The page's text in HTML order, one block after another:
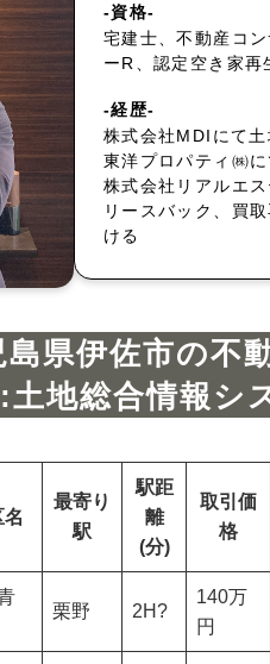
-資格-
宅建士、不動産コ
ーR、認定空き家再
-経歴-
株式会社MDIにて
東洋プロパティ㈱
株式会社リアルエ
リースバック、買
ける
島県伊佐市の不
土地総合情報シ
最寄り
駅
駅距
離
(分)
取引価
格
栗野 2H?
140万
円